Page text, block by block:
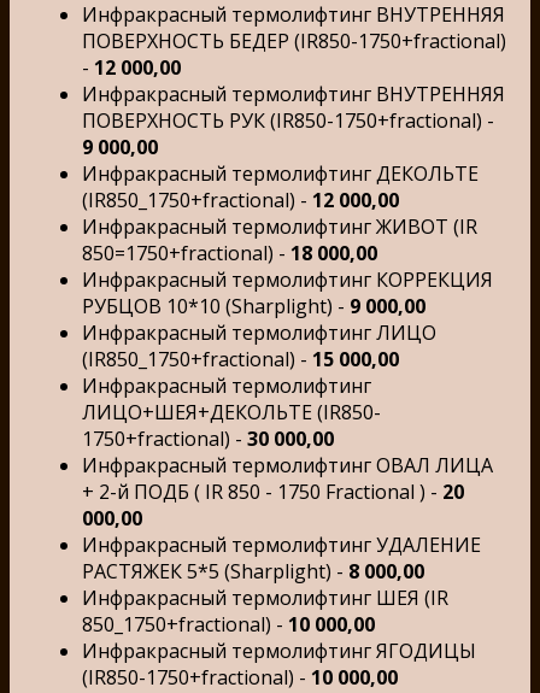
Инфракрасный термолифтинг ВНУТРЕННЯЯ
ПОВЕРХНОСТЬ БЕДЕР (IR850-1750+fractional)
- 12 000,00
Инфракрасный термолифтинг ВНУТРЕННЯЯ
ПОВЕРХНОСТЬ РУК (IR850-1750+fractional) -
9 000,00
Инфракрасный термолифтинг ДЕКОЛЬТЕ
(IR850_1750+fractional) - 12 000,00
Инфракрасный термолифтинг ЖИВОТ (IR
850=1750+fractional) - 18 000,00
Инфракрасный термолифтинг КОРРЕКЦИЯ
РУБЦОВ 10*10 (Sharplight) - 9 000,00
Инфракрасный термолифтинг ЛИЦО
(IR850_1750+fractional) - 15 000,00
Инфракрасный термолифтинг
ЛИЦО+ШЕЯ+ДЕКОЛЬТЕ (IR850-
1750+fractional) - 30 000,00
Инфракрасный термолифтинг ОВАЛ ЛИЦА
+ 2-й ПОДБ ( IR 850 - 1750 Fractional ) - 20
000,00
Инфракрасный термолифтинг УДАЛЕНИЕ
РАСТЯЖЕК 5*5 (Sharplight) - 8 000,00
Инфракрасный термолифтинг ШЕЯ (IR
850_1750+fractional) - 10 000,00
Инфракрасный термолифтинг ЯГОДИЦЫ
(IR850-1750+fractional) - 10 000,00